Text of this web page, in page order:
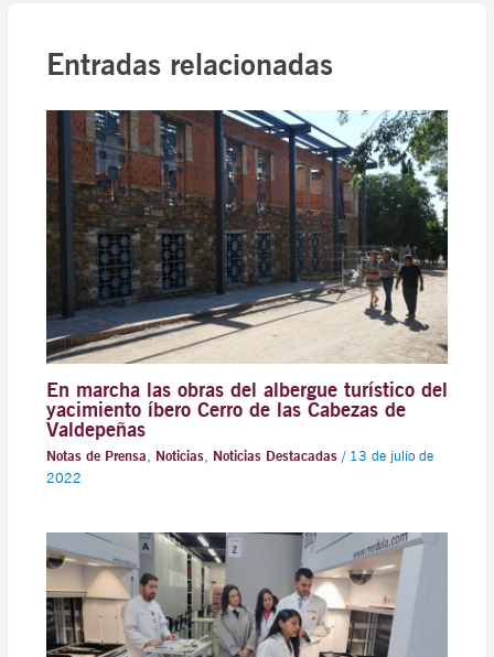
Entradas relacionadas
En marcha las obras del albergue turístico del
yacimiento íbero Cerro de las Cabezas de
Valdepeñas
Notas de Prensa, Noticias, Noticias Destacadas/ 13 de julio de
2022